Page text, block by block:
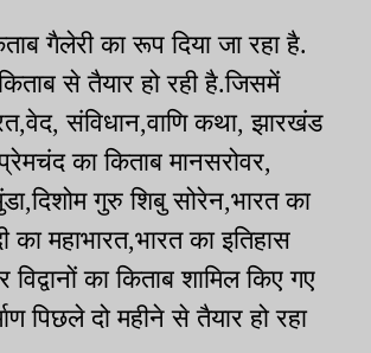
गैलेरी का रूप दिया जा रहा है.
से तैयार हो रही है.जिसमें
संविधान,वाणि कथा, झारखंड
का किताब मानसरोवर,
गुरु शिबु सोरेन,भारत का
का महाभारत,भारत का इतिहास
का किताब शामिल किए गए
पिछले दो महीने से तैयार हो रहा